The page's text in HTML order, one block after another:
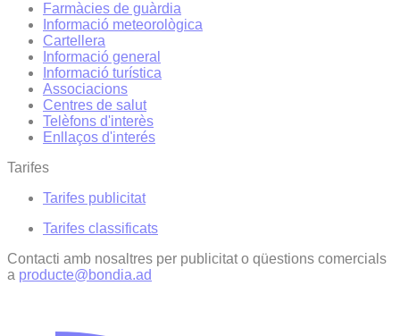
Farmàcies de guàrdia
Informació meteorològica
Cartellera
Informació general
Informació turística
Associacions
Centres de salut
Telèfons d'interès
Enllaços d'interés
Tarifes
Tarifes publicitat
Tarifes classificats
Contacti amb nosaltres per publicitat o qüestions comercials
a producte@bondia.ad